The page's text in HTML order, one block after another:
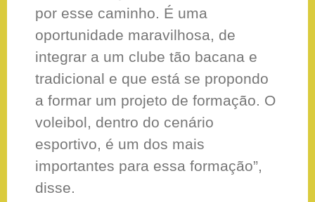
por esse caminho. É uma
oportunidade maravilhosa, de
integrar a um clube tão bacana e
tradicional e que está se propondo
a formar um projeto de formação. O
voleibol, dentro do cenário
esportivo, é um dos mais
importantes para essa formação”,
disse.